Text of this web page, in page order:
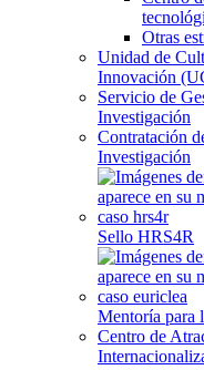
Otras
Unidad de
Innovación
Servicio de
Investigación
Contratación
Investigación
Sello HRS4R
Mentoría para
Centro de